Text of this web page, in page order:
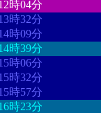
時04分
時32分
時09分
時39分
時06分
時32分
時57分
時23分